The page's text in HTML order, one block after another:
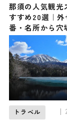
那須の人気観光
すすめ20選｜外
番・名所から穴
ころ満載の観光
トラベル